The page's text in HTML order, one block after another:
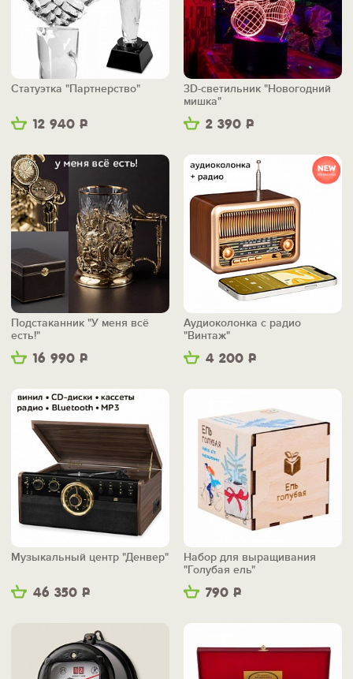
12 940 Р
Статуэтка "Партнерство"
2 390 Р
3D-светильник "Новогодний
мишка"
16 990 Р
Подстаканник "У меня всё
есть!"
4 200 Р
Аудиоколонка с радио
"Винтаж"
46 350 Р
Музыкальный центр "Денвер"
790 Р
Набор для выращивания
"Голубая ель"